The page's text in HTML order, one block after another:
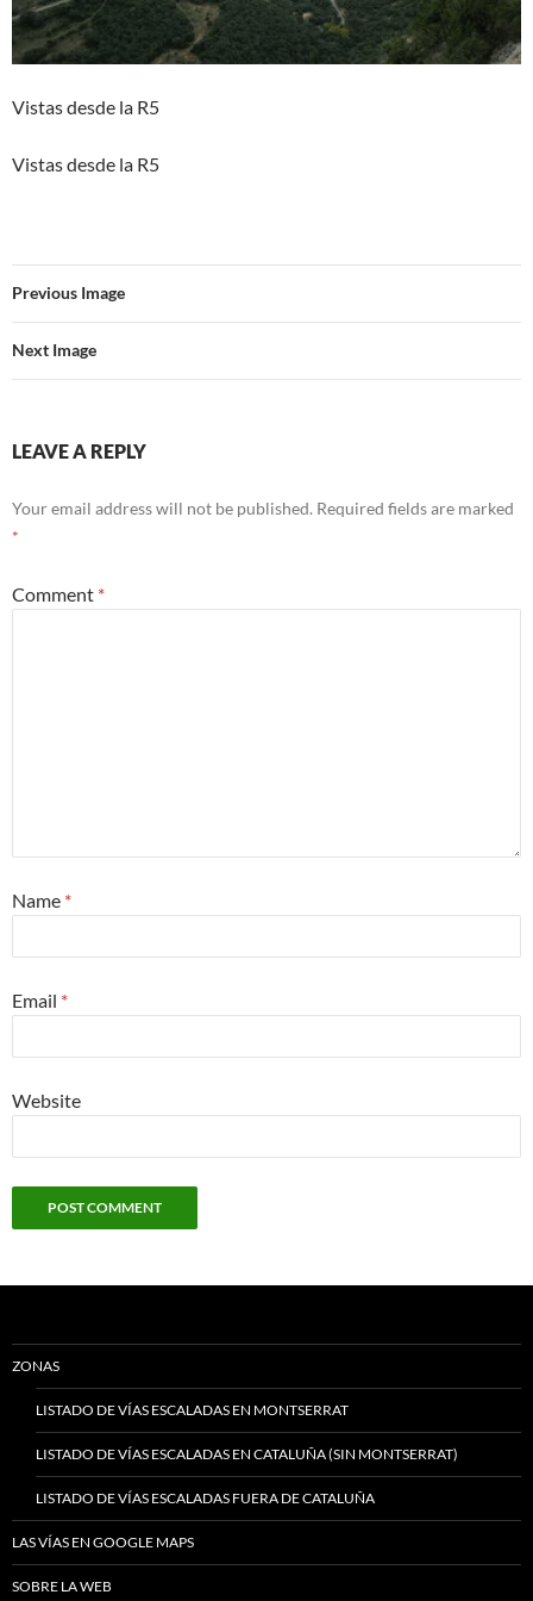
Vistas desde la R5
Vistas desde la R5
Previous Image
Next Image
LEAVE A REPLY
Your email address will not be published. Required fields are marked
*
Comment *
Name *
Email *
Website
ZONAS
LISTADO DE VÍAS ESCALADAS EN MONTSERRAT
LISTADO DE VÍAS ESCALADAS EN CATALUÑA (SIN MONTSERRAT)
LISTADO DE VÍAS ESCALADAS FUERA DE CATALUÑA
LAS VÍAS EN GOOGLE MAPS
SOBRE LA WEB